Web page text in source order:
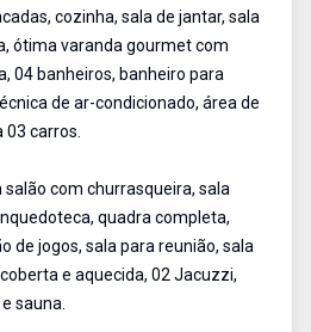
cozinha, sala de jantar, sala
ótima varanda gourmet com
04 banheiros, banheiro para
de ar-condicionado, área de
carros.
com churrasqueira, sala
quadra completa,
de jogos, sala para reunião, sala
e aquecida, 02 Jacuzzi,
sauna.